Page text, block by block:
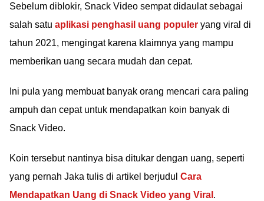
Sebelum diblokir, Snack Video sempat didaulat sebagai
salah satu aplikasi penghasil uang populer yang viral di
tahun 2021, mengingat karena klaimnya yang mampu
memberikan uang secara mudah dan cepat.
Ini pula yang membuat banyak orang mencari cara paling
ampuh dan cepat untuk mendapatkan koin banyak di
Snack Video.
Koin tersebut nantinya bisa ditukar dengan uang, seperti
yang pernah Jaka tulis di artikel berjudul Cara
Mendapatkan Uang di Snack Video yang Viral .